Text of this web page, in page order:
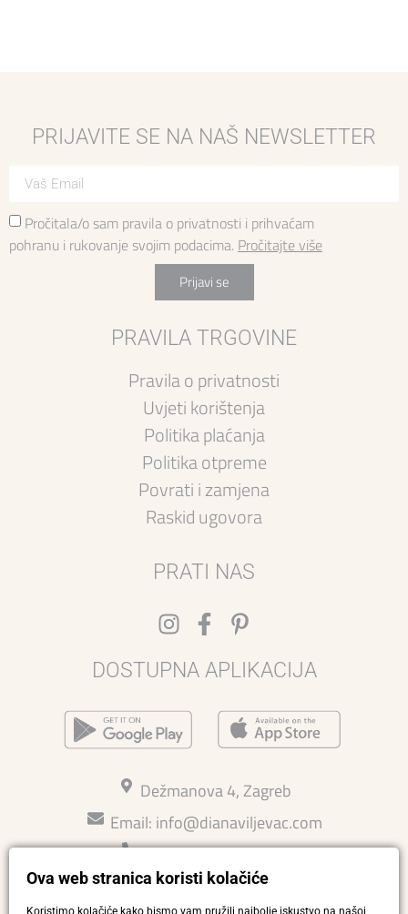
PRIJAVITE SE NA NAŠ NEWSLETTER
Pročitala/o sam pravila o privatnosti i prihvaćam
pohranu i rukovanje svojim podacima. Pročitajte više
Prijavi se
PRAVILA TRGOVINE
Pravila o privatnosti
Uvjeti korištenja
Politika plaćanja
Politika otpreme
Povrati i zamjena
Raskid ugovora
PRATI NAS
DOSTUPNA APLIKACIJA
Dežmanova 4, Zagreb
Email: info@dianaviljevac.com
Kontakt: 015814726
Ljetno radno vrijeme 27.7.-15.8
Ova web stranica koristi kolačiće
Koristimo kolačiće kako bismo vam pružili najbolje iskustvo na našoj